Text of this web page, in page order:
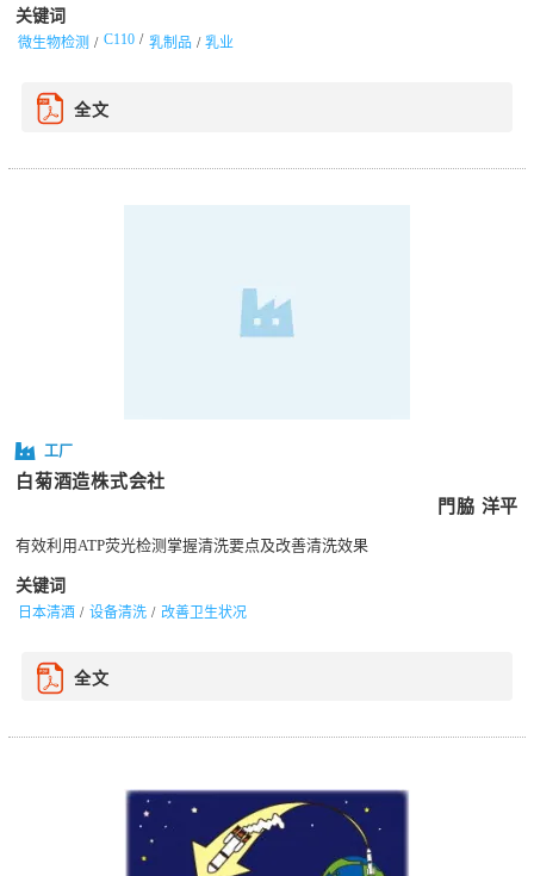
关键词
微生物检测 C110 乳制品 乳业
全文
工厂
白菊酒造株式会社
門脇 洋平
有效利用ATP荧光检测掌握清洗要点及改善清洗效果
关键词
日本清酒 设备清洗 改善卫生状况
全文